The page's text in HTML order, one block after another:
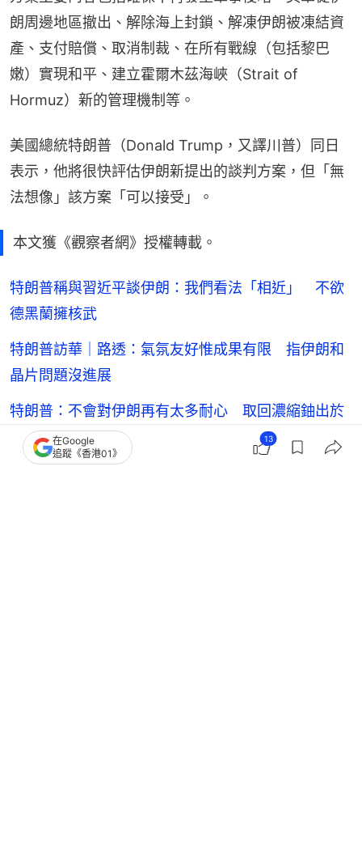
朗周邊地區撤出、解除海上封鎖、解凍伊朗被凍結資
產、支付賠償、取消制裁、在所有戰線（包括黎巴
嫩）實現和平、建立霍爾木茲海峽（Strait of
Hormuz）新的管理機制等。
美國總統特朗普（Donald Trump，又譯川普）同日
表示，他將很快評估伊朗新提出的談判方案，但「無
法想像」該方案「可以接受」。
本文獲《觀察者網》授權轉載。
特朗普稱與習近平談伊朗：我們看法「相近」 不欲
德黑蘭擁核武
特朗普訪華｜路透：氣氛友好惟成果有限 指伊朗和
晶片問題沒進展
特朗普：不會對伊朗再有太多耐心 取回濃縮鈾出於
「公關需要」
在Google
追蹤《香港01》
13